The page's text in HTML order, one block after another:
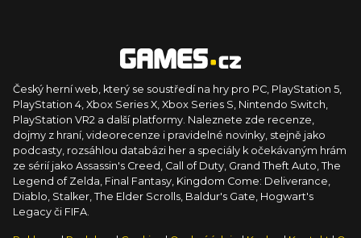
Český herní web, který se soustředí na hry pro PC, PlayStation 5,
PlayStation 4, Xbox Series X, Xbox Series S, Nintendo Switch,
PlayStation VR2 a další platformy. Naleznete zde recenze,
dojmy z hraní, videorecenze i pravidelné novinky, stejně jako
podcasty, rozsáhlou databázi her a speciály k očekávaným hrám
ze sérií jako Assassin's Creed, Call of Duty, Grand Theft Auto, The
Legend of Zelda, Final Fantasy, Kingdom Come: Deliverance,
Diablo, Stalker, The Elder Scrolls, Baldur's Gate, Hogwart's
Legacy či FIFA.